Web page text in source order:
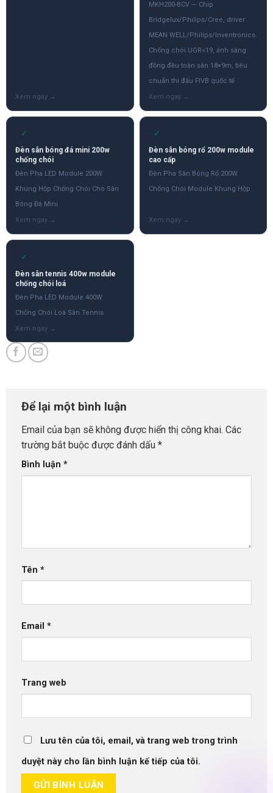
MKH200-BCV — Chip
Bridgelux/Philips/Cree, driver
MEAN WELL/Philips/Inventronics.
Chống chói UGR<19, ánh sáng
đồng đều toàn sân 18×9m, tiêu
chuẩn thi đấu FIVB quốc tế
✓
Đèn sân bóng đá mini 200w
chống chói
Đèn Pha LED Module 200W
Khung Hộp Chống Chói Cho Sân
Bóng Đá Mini
✓
Đèn sân bóng rổ 200w module
cao cấp
Đèn Pha Sân Bóng Rổ 200W
Chống Chói Module Khung Hộp
✓
Đèn sân tennis 400w module
chống chói loá
Đèn Pha LED Module 400W
Chống Chói Loá Sân Tennis
Để lại một bình luận
Email của bạn sẽ không được hiển thị công khai. Các
trường bắt buộc được đánh dấu *
Bình luận *
Tên *
Email *
Trang web
Lưu tên của tôi, email, và trang web trong trình
duyệt này cho lần bình luận kế tiếp của tôi.